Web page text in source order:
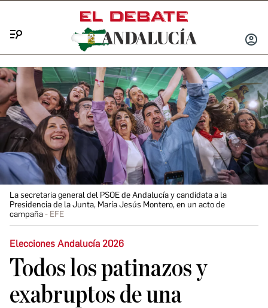
INICIAR
La secretaria general del PSOE de Andalucía y candidata a la
Presidencia de la Junta, María Jesús Montero, en un acto de
campaña
EFE
Elecciones Andalucía 2026
Todos los patinazos y
exabruptos de una